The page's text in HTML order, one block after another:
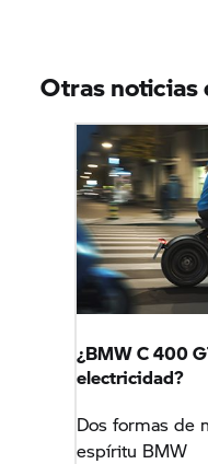
Fuente de información:
Otras noticias
¿BMW C 400
electricidad?
Dos formas de
espíritu BMW